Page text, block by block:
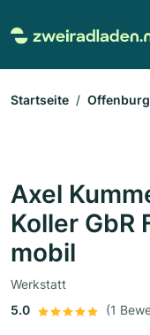
Startseite Offenburg
Axel
Koller
mobil
Werkstatt
5.0
(1